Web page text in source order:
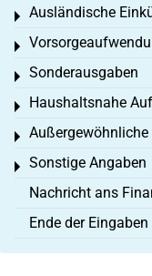
Ausländische
Toggle menu
Toggle menu
Sonderausgaben
Toggle menu
Haushaltsnahe
Toggle menu
Außergewöhnliche
Toggle menu
Sonstige Angaben
Toggle menu
Nachricht ans
Ende der Eingaben